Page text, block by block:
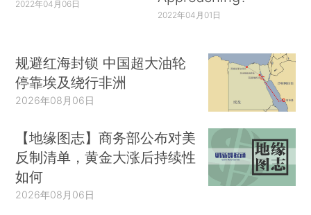
2022年04月06日
2022年04月01日
规避红海封锁 中国超大油轮
停靠埃及绕行非洲
2026年08月06日
【地缘图志】商务部公布对美
反制清单，黄金大涨后持续性
如何
2026年08月06日